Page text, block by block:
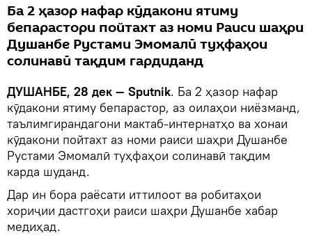
Ба 2 ҳазор нафар кӯдакони ятиму
бепарастори пойтахт аз номи Раиси шаҳри
Душанбе Рустами Эмомалӣ туҳфаҳои
солинавӣ тақдим гардиданд
ДУШАНБЕ, 28 дек — Sputnik. Ба 2 ҳазор нафар
кӯдакони ятиму бепарастор, аз оилаҳои ниёзманд,
таълимгирандагони мактаб-интернатҳо ва хонаи
кӯдакони пойтахт аз номи раиси шаҳри Душанбе
Рустами Эмомалӣ туҳфаҳои солинавӣ тақдим
карда шуданд.
Дар ин бора раёсати иттилоот ва робитаҳои
хориҷии дастгоҳи раиси шаҳри Душанбе хабар
медиҳад.